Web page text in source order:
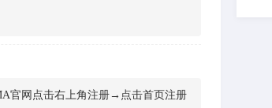
网点击右上角注册→点击首页注册